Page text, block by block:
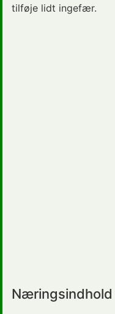
tilføje lidt ingefær.